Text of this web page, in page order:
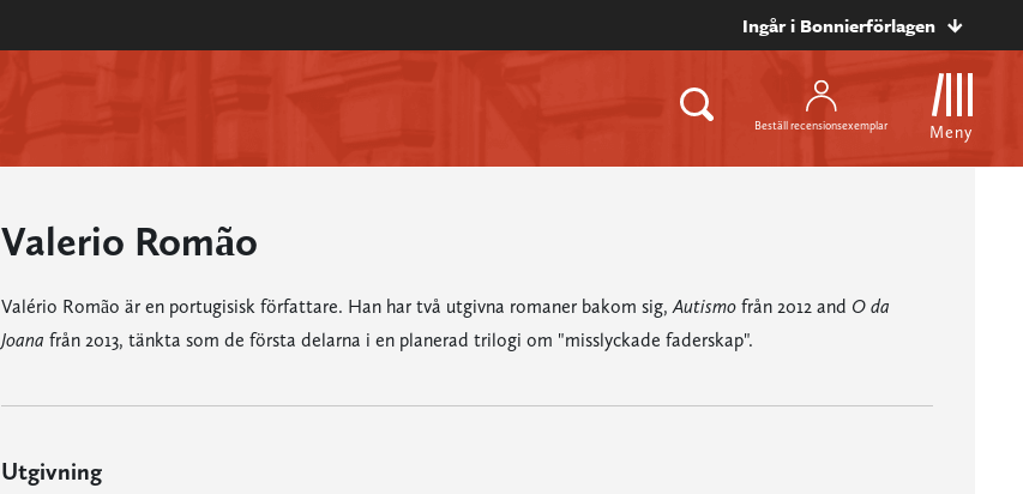
Ingår i Bonnierförlagen
Beställ recensionsexemplar Meny
Valerio Romão
Valério Romão är en portugisisk författare. Han har två utgivna romaner bakom sig,Autismofrån 2012 and O da
Joana från 2013, tänkta som de första delarna i en planerad trilogi om "misslyckade faderskap".
Utgivning